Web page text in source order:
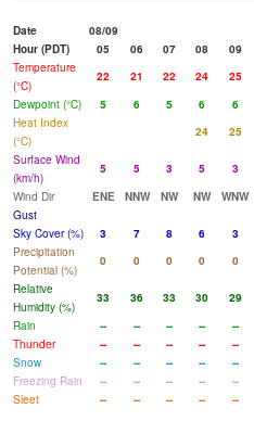
Date
08/09
Hour (PDT)
05 06 07 08 09
Temperature
(°C)
22 21 22 24 25
Dewpoint (°C)
5 6 5 6 6
Heat Index
(°C)
24 25
Surface Wind
(km/h)
5 5 3 5 3
Wind Dir
ENE NNW NW NW WNW
Gust
Sky Cover (%)
3 7 8 6 3
Precipitation
Potential (%)
0 0 0 0 0
Relative
Humidity (%)
33 36 33 30 29
Rain
-- -- -- -- --
Thunder
-- -- -- -- --
Snow
-- -- -- -- --
Freezing Rain
-- -- -- -- --
Sleet
-- -- -- -- --